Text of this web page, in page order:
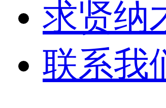
求贤纳
联系我